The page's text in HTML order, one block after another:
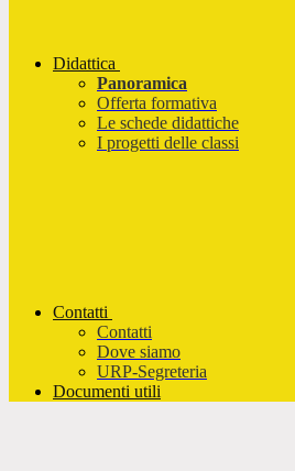
Didattica
Panoramica
Offerta formativa
Le schede didattiche
I progetti delle classi
Contatti
Contatti
Dove siamo
URP-Segreteria
Documenti utili